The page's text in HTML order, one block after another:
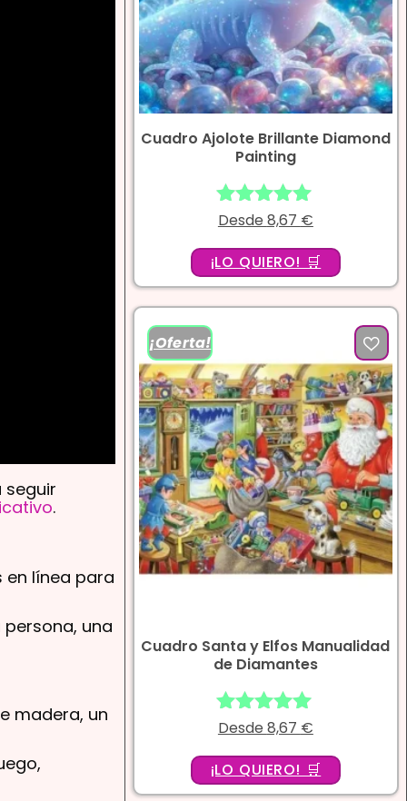
seguir
.
en línea para
una
madera, un
Cuadro Ajolote Brillante Diamond
Painting
Valorado
4.86
de 5
Desde 8,67 €
¡LO QUIERO! 🛒
¡Oferta!
Cuadro Santa y Elfos Manualidad
de Diamantes
Valorado
4.86
de 5
Desde 8,67 €
¡LO QUIERO! 🛒